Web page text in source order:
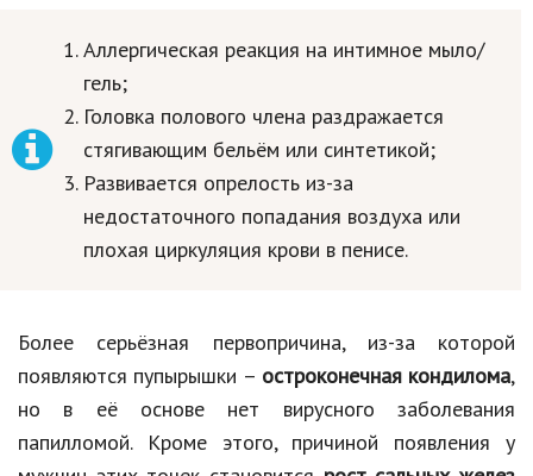
Аллергическая реакция на интимное мыло/
гель;
Головка полового члена раздражается
стягивающим бельём или синтетикой;
Развивается опрелость из-за
недостаточного попадания воздуха или
плохая циркуляция крови в пенисе.
Более серьёзная первопричина, из-за которой
появляются пупырышки – остроконечная кондилома,
но в её основе нет вирусного заболевания
папилломой. Кроме этого, причиной появления у